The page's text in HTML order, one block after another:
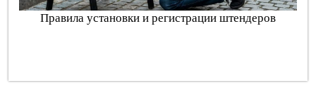
Правила установки и регистрации штендеров